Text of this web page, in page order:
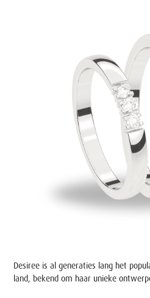
Desiree is al generaties lang het
land, bekend om haar unieke